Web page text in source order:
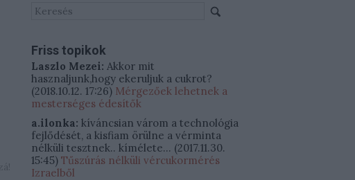
Friss topikok
Laszlo Mezei: Akkor mit
hasznaljunk,hogy ekeruljuk a cukrot?
(2018.10.12. 17:26) Mérgezőek lehetnek a
mesterséges édesítők
a.ilonka: kíváncsian várom a technológia
fejlődését, a kisfiam örülne a vérminta
nélküli tesztnek.. kímélete... (2017.11.30.
15:45) Tűszúrás nélküli vércukormérés
Izraelből